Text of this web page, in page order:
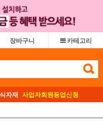
장바구니 카테고리
자재 사업자회원등업신청